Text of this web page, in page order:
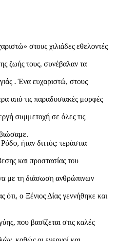
στους χιλιάδες εθελοντές
ζωής τους, συνέβαλαν τα
. Ένα ευχαριστώ, στους
από τις παραδοσιακές μορφές
συμμετοχή σε όλες τις
ήταν διττός: τεράστια
και προστασίας του
με τη διάσωση ανθρώπινων
ότι, ο Ξένιος Δίας γεννήθηκε και
που βασίζεται στις καλές